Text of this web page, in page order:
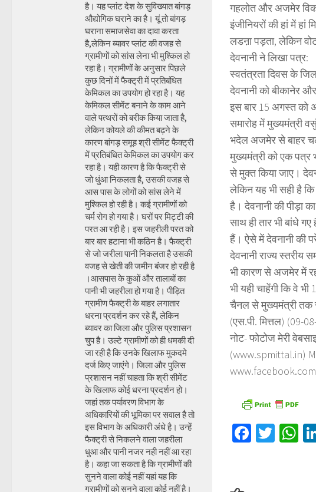
गहलोत और अजमेर
इंजीनियरों की हां में
लडऩा पड़ता, लेकिन
देवनानी ने लिखा पत्र:
स्वतंत्रता दिवस के
देवनानी को बीकानेर
इस बार 15 अगस्त को
समारोह में मुख्यमंत्री
भदेल अजमेर से बाहर
मुख्यमंत्री को एक पत्र
से मुक्त किया जाए।
लेकिन यह भी सही है
है। देवनानी की पीड़ा
साथ ही तार भी बांधे
हैं। ऐसे में देवनानी की
देवनानी राज्य स्तरीय
भी कारण से अजमेर में
भी यही चाहेंगी कि वे
चैनल से मुख्यमंत्री तक
(एस.पी. मित्तल) (09-
नोट- फोटोज मेरी
(www.spmittal.in)
है। यह प्लांट देश के सुविख्यात बांगड़
औद्योगिक घराने का है। यूं तो बांगड़
घराना समाजसेवा का दावा करता
है,लेकिन ब्यावर प्लांट की वजह से
ग्रामीणों को सांस लेना भी मुश्किल हो
रहा है। ग्रामीणों के अनुसार पिछले
कुछ दिनों में फैक्ट्री में प्रतिबंधित
केमिकल का उपयोग हो रहा है। यह
केमिकल सीमेंट बनाने के काम आने
वाले पत्थरों को बरीक किया जाता है,
लेकिन कोयले की कीमत बढ़ने के
कारण बांगड़ समूह श्री सीमेंट फैक्ट्री
में प्रतिबंधित केमिकल का उपयोग कर
रहा है। यही कारण है कि फैक्ट्री से
जो धुंआ निकलता है, उसकी वजह से
आस पास के लोगों को सांस लेने में
मुश्किल हो रही है। कई ग्रामीणों को
चर्म रोग हो गया है। घरों पर मिट्टी की
परत आ रही है। इस जहरीली परत को
बार बार हटाना भी कठिन है। फैक्ट्री
से जो जरीला पानी निकलता है उसकी
वजह से खेती की जमीन बंजर हो रही है
।आसपास के कुओं और तालाबों का
पानी भी जहरीला हो गया है। पीड़ित
ग्रामीण फैक्ट्री के बाहर लगातार
धरना प्रदर्शन कर रहे हैं, लेकिन
ब्यावर का जिला और पुलिस प्रशासन
चुप है। उल्टे ग्रामीणों को ही धमकी दी
जा रही है कि उनके खिलाफ मुकदमे
दर्ज किए जाएंगे। जिला और पुलिस
प्रशासन नहीं चाहता कि श्री सीमेंट
के खिलाफ कोई धरना प्रदर्शन हो।
जहां तक पर्यावरण विभाग के
अधिकारियों की भूमिका पर सवाल है तो
इस विभाग के अधिकारी अंधे है। उन्हें
फैक्ट्री से निकलने वाला जहरीला
धुआ और पानी नजर नही नहीं आ रहा
है। कहा जा सकता है कि ग्रामीणों की
सुनने वाला कोई नहीं यहां यह कि
ग्रामीणों को सुनने वाला कोई नहीं है।